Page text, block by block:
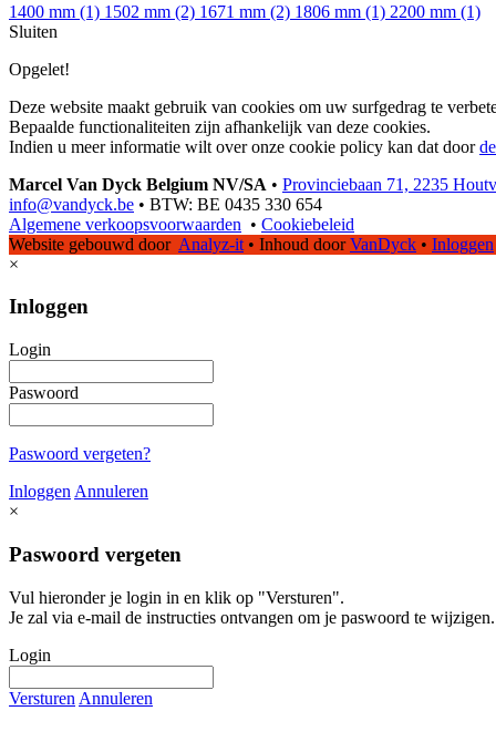
1400 mm (1) 1502 mm (2) 1671 mm (2) 1806 mm (1) 2200 mm (1)
Sluiten
Opgelet!
Deze website maakt gebruik van cookies om uw surfgedrag te
Bepaalde functionaliteiten zijn afhankelijk van deze cookies.
Indien u meer informatie wilt over onze cookie policy kan dat door
Marcel Van Dyck Belgium NV/SA • Provinciebaan 71, 2235
info@vandyck.be • BTW: BE 0435 330 654
Algemene verkoopsvoorwaarden • Cookiebeleid
Website gebouwd door Analyz-it • Inhoud doorVanDyck • Inloggen
×
Inloggen
Login
Paswoord
Paswoord vergeten?
Inloggen Annuleren
×
Paswoord vergeten
Vul hieronder je login in en klik op "Versturen".
Je zal via e-mail de instructies ontvangen om je paswoord te wijzigen.
Login
Versturen Annuleren